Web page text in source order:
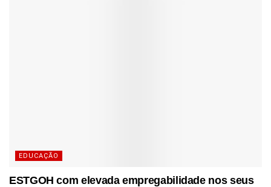
EDUCAÇÃO
ESTGOH com elevada empregabilidade nos seus